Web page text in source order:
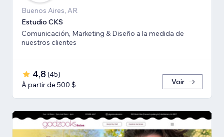
Buenos Aires, AR
Estudio CKS
Comunicación, Marketing & Diseño a la medida de
nuestros clientes
4,8 (45)
À partir de 500 $
Voir